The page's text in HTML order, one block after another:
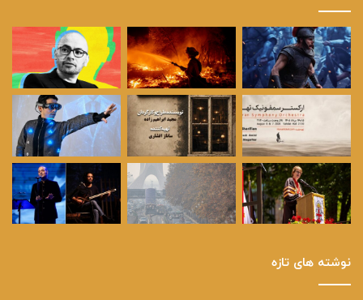
نوشته های تازه